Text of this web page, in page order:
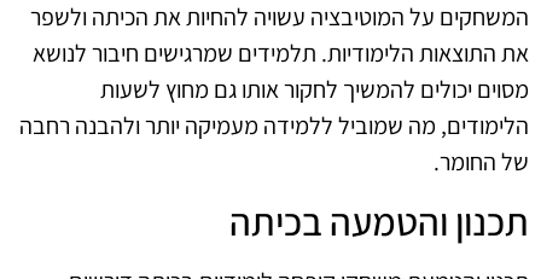
המשחקים על המוטיבציה עשויה להחיות את הכיתה ולשפר
את התוצאות הלימודיות. תלמידים שמרגישים חיבור לנושא
מסוים יכולים להמשיך לחקור אותו גם מחוץ לשעות
הלימודים, מה שמוביל ללמידה מעמיקה יותר ולהבנה רחבה
של החומר.
תכנון והטמעה בכיתה